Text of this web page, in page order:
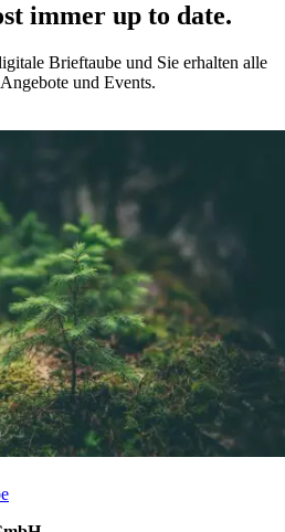
immer up to date.
Brieftaube und Sie erhalten alle
und Events.